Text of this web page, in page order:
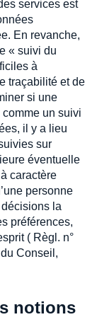
services est
En revanche,
« suivi du
à
traçabilité et de
si une
un suivi
il y a lieu
sur
éventuelle
caractère
personne
la
préférences,
( Règl. n°
Conseil,
notions